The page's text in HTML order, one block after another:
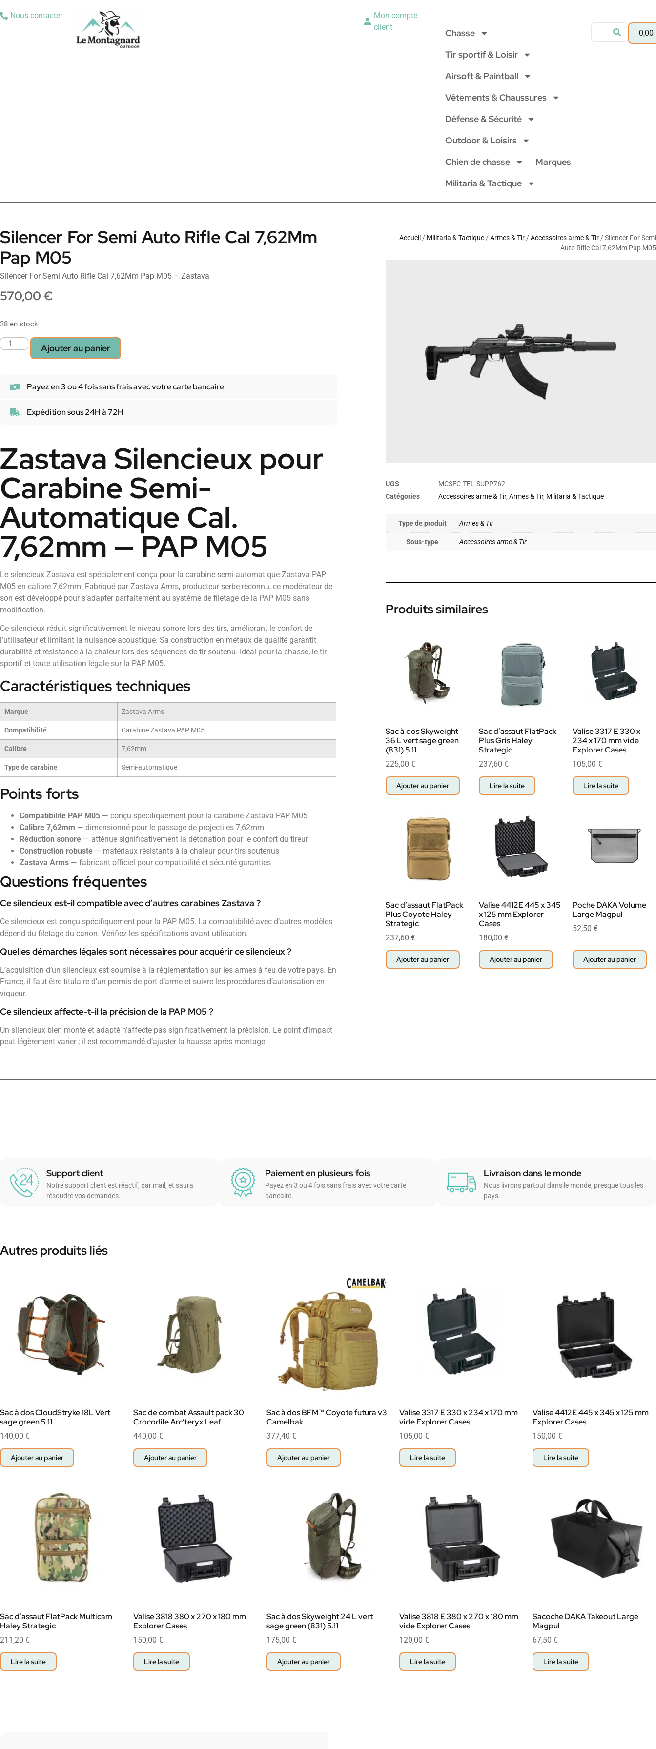
Nous contacter
Mon compte
client
Chasse
Tir sportif & Loisir
Airsoft & Paintball
Vêtements & Chaussures
Défense & Sécurité
Outdoor & Loisirs
Chien de chasse
Marques
Militaria & Tactique
0,00
Silencer For Semi Auto Rifle Cal 7,62Mm
Pap M05
Silencer For Semi Auto Rifle Cal 7,62Mm Pap M05 – Zastava
570,00 €
28 en stock
Ajouter au panier
Payez en 3 ou 4 fois sans frais avec votre carte bancaire.
Expédition sous 24H à 72H
Zastava Silencieux pour
Carabine Semi-
Automatique Cal.
7,62mm — PAP M05
Le silencieux Zastava est spécialement conçu pour la carabine semi-automatique Zastava PAP
M05 en calibre 7,62mm. Fabriqué par Zastava Arms, producteur serbe reconnu, ce modérateur de
son est développé pour s’adapter parfaitement au système de filetage de la PAP M05 sans
modification.
Ce silencieux réduit significativement le niveau sonore lors des tirs, améliorant le confort de
l’utilisateur et limitant la nuisance acoustique. Sa construction en métaux de qualité garantit
durabilité et résistance à la chaleur lors des séquences de tir soutenu. Idéal pour la chasse, le tir
sportif et toute utilisation légale sur la PAP M05.
Caractéristiques techniques
Marque Zastava Arms
Compatibilité Carabine Zastava PAP M05
Calibre 7,62mm
Type de carabine Semi-automatique
Points forts
Compatibilité PAP M05 — conçu spécifiquement pour la carabine Zastava PAP M05
Calibre 7,62mm — dimensionné pour le passage de projectiles 7,62mm
Réduction sonore — atténue significativement la détonation pour le confort du tireur
Construction robuste — matériaux résistants à la chaleur pour tirs soutenus
Zastava Arms — fabricant officiel pour compatibilité et sécurité garanties
Questions fréquentes
Ce silencieux est-il compatible avec d’autres carabines Zastava ?
Ce silencieux est conçu spécifiquement pour la PAP M05. La compatibilité avec d’autres modèles
dépend du filetage du canon. Vérifiez les spécifications avant utilisation.
Quelles démarches légales sont nécessaires pour acquérir ce silencieux ?
L’acquisition d’un silencieux est soumise à la réglementation sur les armes à feu de votre pays. En
France, il faut être titulaire d’un permis de port d’arme et suivre les procédures d’autorisation en
vigueur.
Ce silencieux affecte-t-il la précision de la PAP M05 ?
Un silencieux bien monté et adapté n’affecte pas significativement la précision. Le point d’impact
peut légèrement varier ; il est recommandé d’ajuster la hausse après montage.
Accueil / Militaria & Tactique /Armes & Tir /Accessoires arme & Tir / Silencer For Semi
Auto Rifle Cal 7,62Mm Pap M05
UGS
MCSEC-TEL.SUPP762
Catégories
Accessoires arme & Tir, Armes & Tir, Militaria & Tactique
Type de produit Armes & Tir
Sous-type Accessoires arme & Tir
Produits similaires
Sac à dos Skyweight
36 L vert sage green
(831) 5.11
225,00 €
Ajouter au panier
Sac d’assaut FlatPack
Plus Gris Haley
Strategic
237,60€
Lire la suite
Valise 3317 E 330 x
234 x 170 mm vide
Explorer Cases
105,00 €
Lire la suite
Sac d’assaut FlatPack
Plus Coyote Haley
Strategic
237,60 €
Ajouter au panier
Valise 4412E 445 x 345
x 125 mm Explorer
Cases
180,00€
Ajouter au panier
Poche DAKA Volume
Large Magpul
52,50 €
Ajouter au panier
Support client
Notre support client est réactif, par mail, et saura
résoudre vos demandes.
Paiement en plusieurs fois
Payez en 3 ou 4 fois sans frais avec votre carte
bancaire.
Livraison dans le monde
Nous livrons partout dans le monde, presque tous les
pays.
Autres produits liés
Sac à dos CloudStryke 18L Vert
sage green 5.11
140,00 €
Ajouter au panier
Sac de combat Assault pack 30
Crocodile Arc’teryx Leaf
440,00 €
Ajouter au panier
Sac à dos BFM™ Coyote futura v3
Camelbak
377,40 €
Ajouter au panier
Valise 3317 E 330 x 234 x 170 mm
vide Explorer Cases
105,00€
Lire la suite
Valise 4412E 445 x 345 x 125 mm
Explorer Cases
150,00€
Lire la suite
Sac d’assaut FlatPack Multicam
Haley Strategic
211,20 €
Lire la suite
Valise 3818 380 x 270 x 180 mm
Explorer Cases
150,00 €
Lire la suite
Sac à dos Skyweight 24 L vert
sage green (831) 5.11
175,00 €
Ajouter au panier
Valise 3818 E 380 x 270 x 180 mm
vide Explorer Cases
120,00€
Lire la suite
Sacoche DAKA Takeout Large
Magpul
67,50€
Lire la suite